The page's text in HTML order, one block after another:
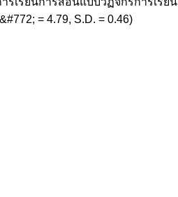
= 4.79, S.D. = 0.46)